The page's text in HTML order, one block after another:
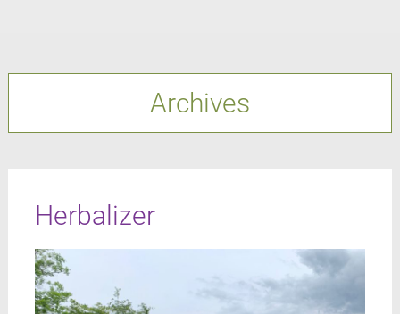
Archives
Herbalizer